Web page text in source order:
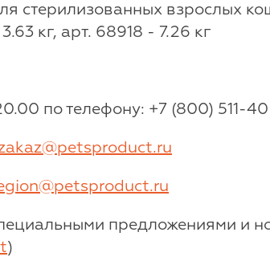
стерилизованных взрослых
кг, арт. 68918 - 7.26 кг
по телефону: +7 (800) 511-
предложениями и
)